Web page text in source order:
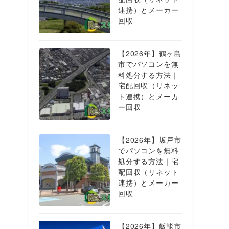
連携）とメーカー
回収
【2026年】鶴ヶ島
市でパソコンを無
料処分する方法｜
宅配回収（リネッ
ト連携）とメーカ
ー回収
【2026年】坂戸市
でパソコンを無料
処分する方法｜宅
配回収（リネット
連携）とメーカー
回収
【2026年】飯能市